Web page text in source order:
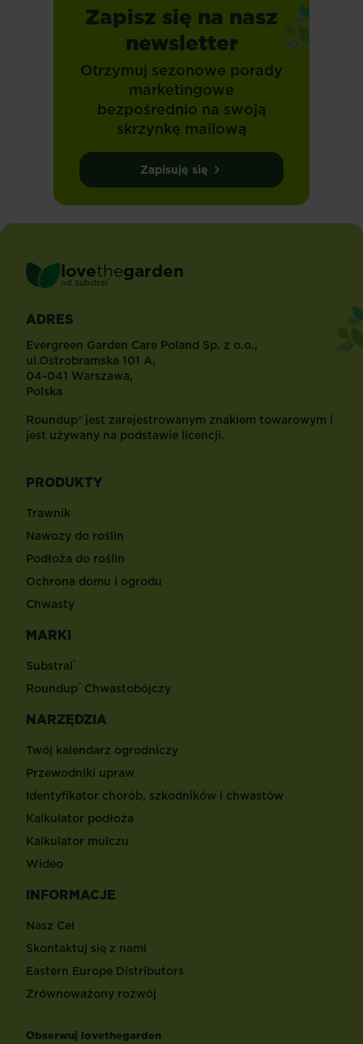
Zapisz się na nasz
newsletter
Otrzymuj sezonowe porady
marketingowe
bezpośrednio na swoją
skrzynkę mailową
Zapisuję się
lovethegarden
od Substral ®
ADRES
Evergreen Garden Care Poland Sp. z o.o.,
ul.Ostrobramska 101 A,
04-041 Warszawa,
Polska
Roundup® jest zarejestrowanym znakiem towarowym i
jest używany na podstawie licencji.
PRODUKTY
Trawnik
Nawozy do roślin
Podłoża do roślin
Ochrona domu i ogrodu
Chwasty
MARKI
Substral®
Roundup® Chwastobójczy
NARZĘDZIA
Twój kalendarz ogrodniczy
Przewodniki upraw
Identyfikator chorób, szkodników i chwastów
Kalkulator podłoża
Kalkulator mulczu
Wideo
INFORMACJE
Nasz Cel
Skontaktuj się z nami
Eastern Europe Distributors
Zrównoważony rozwój
Obserwuj lovethegarden